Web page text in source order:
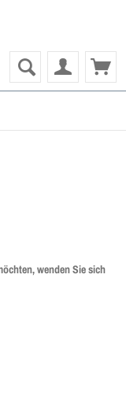
wenden Sie sich